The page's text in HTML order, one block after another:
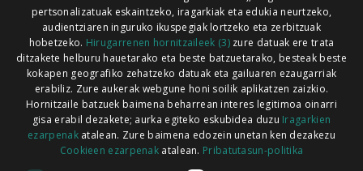
Codesyntaxek garatua
pertsonalizatuak eskaintzeko, iragarkiak eta edukia neurtzeko,
audientziaren inguruko ikuspegiak lortzeko eta zerbitzuak
hobetzeko. Hirugarrenen hornitzaileek (3)zure datuak ere trata
ditzakete helburu hauetarako eta beste batzuetarako, besteak beste
kokapen geografiko zehatzeko datuak eta gailuaren ezaugarriak
erabiliz. Zure aukerak webgune honi soilik aplikatzen zaizkio.
Hornitzaile batzuek baimena beharrean interes legitimoa oinarri
gisa erabil dezakete; aurka egiteko eskubidea duzu Iragarkien
ezarpenakatalean. Zure baimena edozein unetan ken dezakezu
Cookieen ezarpenak atalean. Pribatutasun-politika